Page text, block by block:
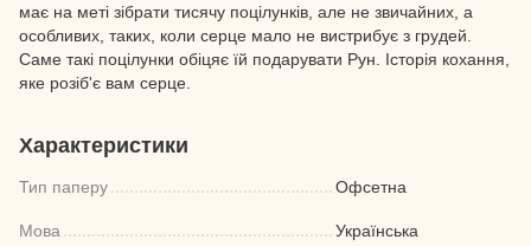
має на меті зібрати тисячу поцілунків, але не звичайних, а
особливих, таких, коли серце мало не вистрибує з грудей.
Саме такі поцілунки обіцяє їй подарувати Рун. Історія кохання,
яке розіб'є вам серце.
Характеристики
Тип паперу Офсетна
Мова Українська